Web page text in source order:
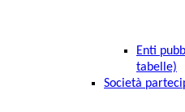
Enti
tabelle)
Società